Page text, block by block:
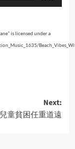
is licensed under a
Next:
童貧困任重道遠